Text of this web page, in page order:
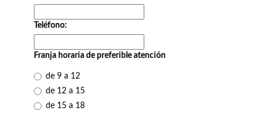
Teléfono:
Franja horaria de preferible atención
de 9 a 12
de 12 a 15
de 15 a 18